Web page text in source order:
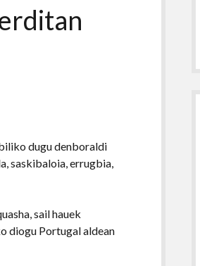
dugu denboraldi
saskibaloia, errugbia,
sail hauek
diogu Portugal aldean